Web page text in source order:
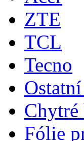
ZTE
TCL
Tecno
Fólie